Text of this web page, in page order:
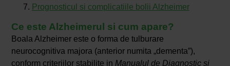
Prognosticul si complicatiile bolii Alzheimer
Ce este Alzheimerul si cum apare?
Boala Alzheimer este o forma de tulburare
neurocognitiva majora (anterior numita „dementa”),
conform criteriilor stabilite in Manualul de Diagnostic si